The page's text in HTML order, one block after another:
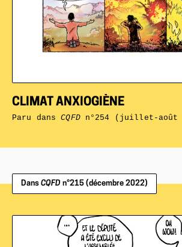
CLIMAT ANXIOGIÈNE
Paru dansCQFDn°254 (juillet-août
Dans CQFD n°215 (décembre 2022)